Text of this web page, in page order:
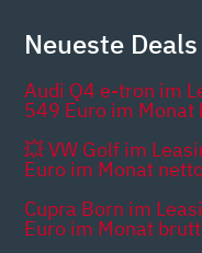
Neueste Deals
Audi Q4 e-tron im
549 Euro im
💥 VW Golf im
Euro im Monat
Cupra Born im
Euro im Monat